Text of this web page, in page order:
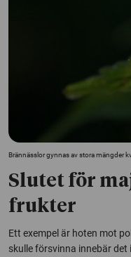
Brännässlor gynnas av stora mängder
Slutet för
frukter
Ett exempel är hoten mot
skulle försvinna innebär